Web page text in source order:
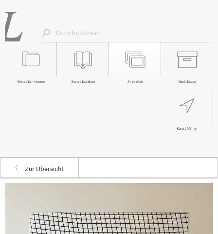
Nachlässe
Artothek
Kunstlexikon
Künstler*innen
Kunstführer
Zur Übersicht